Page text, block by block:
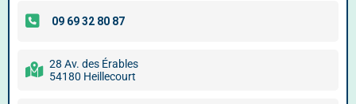
28 Av. des Érables
54180 Heillecourt